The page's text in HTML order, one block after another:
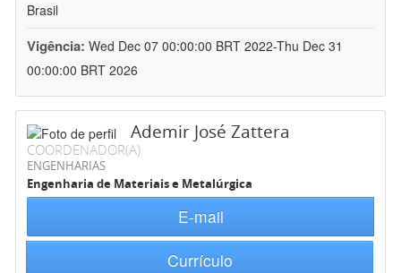
Brasil
Vigência: Wed Dec 07 00:00:00 BRT 2022-Thu Dec 31
00:00:00 BRT 2026
Ademir José Zattera
COORDENADOR(A)
ENGENHARIAS
Engenharia de Materiais e Metalúrgica
E-mail
Currículo